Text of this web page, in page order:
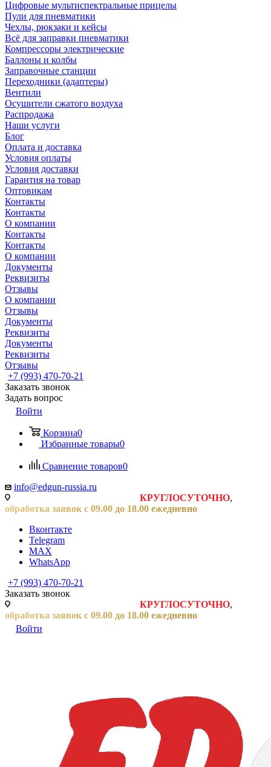
Цифровые мультиспектральные прицелы
Пули для пневматики
Чехлы, рюкзаки и кейсы
Всё для заправки пневматики
Компрессоры электрические
Баллоны и колбы
Заправочные станции
Переходники (адаптеры)
Вентили
Осушители сжатого воздуха
Распродажа
Наши услуги
Блог
Оплата и доставка
Условия оплаты
Условия доставки
Гарантия на товар
Оптовикам
Контакты
Контакты
О компании
Контакты
Контакты
О компании
Документы
Реквизиты
Отзывы
О компании
Отзывы
Документы
Реквизиты
Документы
Реквизиты
Отзывы
+7 (993) 470-70-21
Заказать звонок
Задать вопрос
Войти
Корзина0
Избранные товары0
Сравнение товаров0
info@edgun-russia.ru
КРУГЛОСУТОЧНО,
обработка заявок с 09.00 до 18.00 ежедневно
Вконтакте
Telegram
MAX
WhatsApp
+7 (993) 470-70-21
Заказать звонок
КРУГЛОСУТОЧНО,
обработка заявок с 09.00 до 18.00 ежедневно
Войти